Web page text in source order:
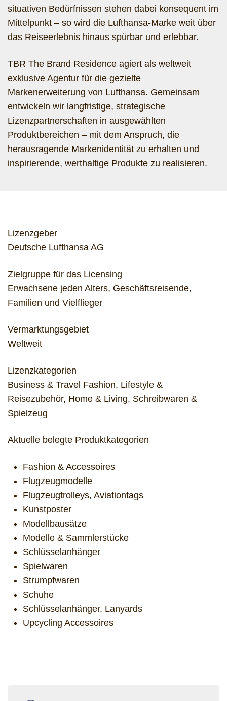
situativen Bedürfnissen stehen dabei konsequent im
Mittelpunkt – so wird die Lufthansa‑Marke weit über
das Reiseerlebnis hinaus spürbar und erlebbar.
TBR The Brand Residence agiert als weltweit
exklusive Agentur für die gezielte
Markenerweiterung von Lufthansa. Gemeinsam
entwickeln wir langfristige, strategische
Lizenzpartnerschaften in ausgewählten
Produktbereichen – mit dem Anspruch, die
herausragende Markenidentität zu erhalten und
inspirierende, werthaltige Produkte zu realisieren.
Lizenzgeber
Deutsche Lufthansa AG
Zielgruppe für das Licensing
Erwachsene jeden Alters, Geschäftsreisende,
Familien und Vielflieger
Vermarktungsgebiet
Weltweit
Lizenzkategorien
Business & Travel Fashion, Lifestyle &
Reisezubehör, Home & Living, Schreibwaren &
Spielzeug
Aktuelle belegte Produktkategorien
Fashion & Accessoires
Flugzeugmodelle
Flugzeugtrolleys, Aviationtags
Kunstposter
Modellbausätze
Modelle & Sammlerstücke
Schlüsselanhänger
Spielwaren
Strumpfwaren
Schuhe
Schlüsselanhänger, Lanyards
Upcycling Accessoires